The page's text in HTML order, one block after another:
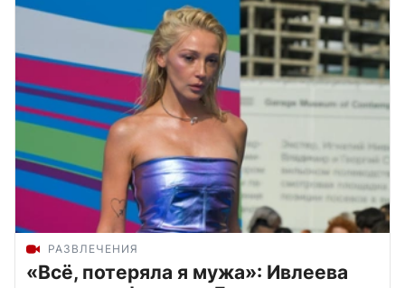
РАЗВЛЕЧЕНИЯ
«Всё, потеряла я мужа»: Ивлеева